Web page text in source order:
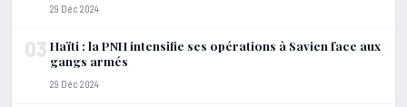
29 Déc 2024
03 Haïti : la PNH intensifie ses opérations à Savien face aux
gangs armés
29 Déc 2024